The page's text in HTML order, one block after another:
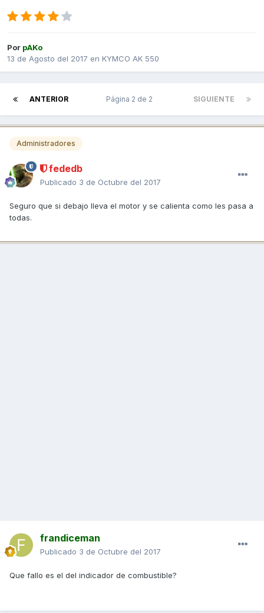
Por pAKo
13 de Agosto del 2017 en KYMCO AK 550
ANTERIOR SIGUIENTE
Página 2 de 2
Administradores
fededb
Publicado 3 de Octubre del 2017
Seguro que si debajo lleva el motor y se calienta como les pasa a
todas.
frandiceman
Publicado 3 de Octubre del 2017
Que fallo es el del indicador de combustible?